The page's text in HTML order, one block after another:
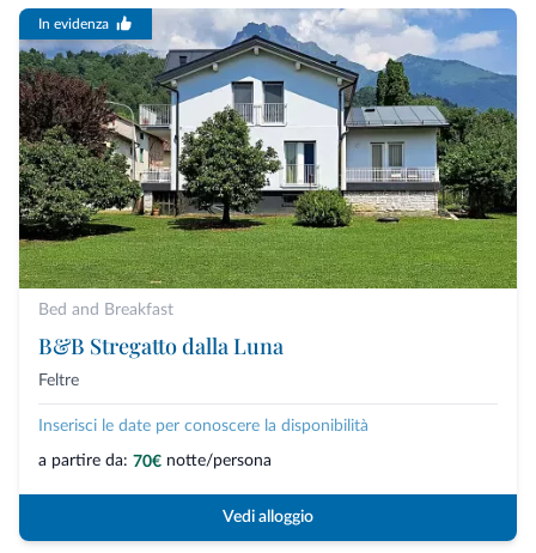
In evidenza
Bed and Breakfast
B&B Stregatto dalla Luna
Feltre
Inserisci le date per conoscere la disponibilità
a partire da: 70€ notte/persona
Vedi alloggio